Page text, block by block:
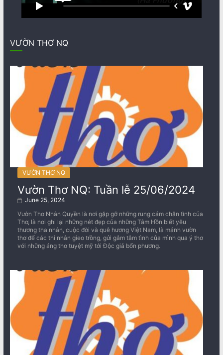
VƯỜN THƠ NQ
VƯỜN THƠ NQ
Vườn Thơ NQ: Tuần lễ 25/06/2024
June 25, 2024
Vườn Thơ Nhân Quyền là nơi gặp gỡ những rung cảm chân tình của
Thơ, là nơi ghi lại những nét đẹp của những Tâm Hồn biết yêu
thương tha nhân, cuộc đời và quê hương Việt Nam, là mảnh vườn
thơ để các thi nhân gieo trồng, gửi gắm tâm tình của mình qua ý thơ
với những áng thơ tuyệt mỹ tới Độc giả bốn phương.